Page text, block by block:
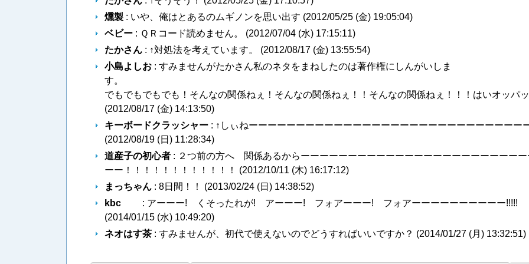
燻製 : いや、俺はとあるのムギノンを思い出す (2012/05/25 (金) 19:05:04)
ベビー : ＱＲコード読めません。 (2012/07/04 (水) 17:15:11)
たかさん : ↑対処法を考えています。 (2012/08/17 (金) 13:55:54)
小島よしお : すみませんがたかさん私のネタをまねしたのは著作権にしんがいしま
でもでもでもでも！そんなの関係ねぇ！そんなの関係ねぇ！！そんなの関係ねぇ！！！はいオッパッ
(2012/08/17 (金) 14:13:50)
キーボードクラッシャー : ↑しぃねーーーーーーーーーーーーーーーーーーーーーーーーーーーーー
(2012/08/19 (日) 11:28:34)
道産子の初心者 : ２つ前の方へ 関係あるからーーーーーーーーーーーーーーーーーーーーーーーー
ーー！！！！！！！！！！！！ (2012/10/11 (木) 16:17:12)
まっちゃん : 8日間！！ (2013/02/24 (日) 14:38:52)
kbc
: アーーー! くそったれが! アーーー! フォアーーー! フォアーーーーーーーーーー!!!!!
(2014/01/15 (水) 10:49:20)
ネオはす茶 : すみませんが、初代で使えないのでどうすればいいですか？ (2014/01/27 (月) 13:32:51)